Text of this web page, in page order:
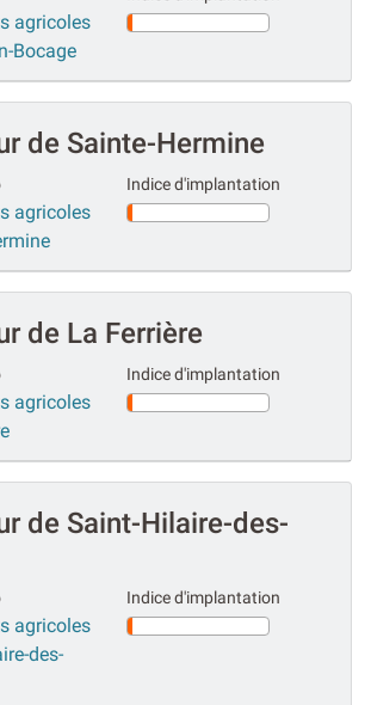
agricoles
Bocage
de Sainte-Hermine
agricoles
Indice d'implantation
de La Ferrière
agricoles
Indice d'implantation
de Saint-Hilaire-des-
agricoles
des-
Indice d'implantation